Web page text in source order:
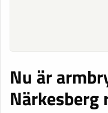
Nu är
Närkesberg